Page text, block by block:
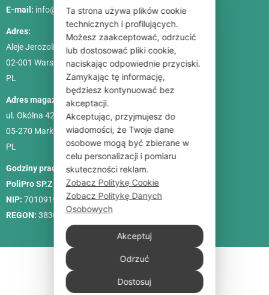
E-mail: info@poliszklarnia.pl
Adres:
Aleje Jerozolimskie 85, lok. 21
02-001 Warszawa
PL
Adres magazynu:
ul. Okólna 42C
05-270 Marki
PL
Godziny pracy:
Pon. – Pt.: 9:00-18:00, Sob.: 10:00-15:00
PoliPro SP.Z O. O.
NIP: 7010919458
REGON: 383088713
Ta strona używa plików cookie
technicznych i profilujących.
Możesz zaakceptować, odrzucić
lub dostosować pliki cookie,
naciskając odpowiednie przyciski.
Zamykając tę informację,
będziesz kontynuować bez
akceptacji.
Akceptując, przyjmujesz do
wiadomości, że Twoje dane
osobowe mogą być zbierane w
celu personalizacji i pomiaru
skuteczności reklam.
Zobacz Politykę Cookie
Zobacz Politykę Danych
Osobowych
Akceptuj
Odrzuć
Dostosuj